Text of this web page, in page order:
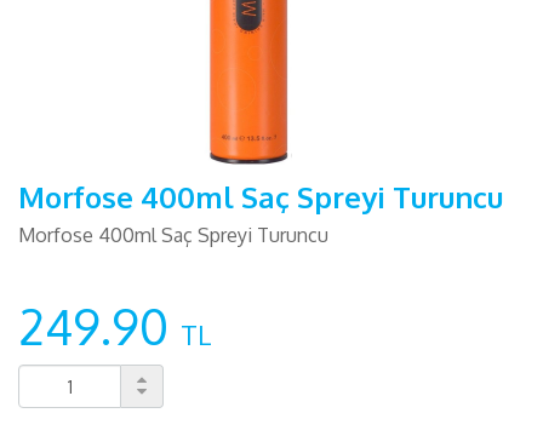
Morfose 400ml Saç Spreyi Turuncu
Morfose 400ml Saç Spreyi Turuncu
249.90 TL